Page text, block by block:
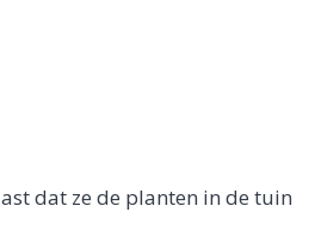
dat ze de planten in de tuin